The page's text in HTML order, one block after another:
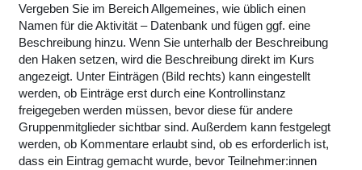
Vergeben Sie im Bereich Allgemeines, wie üblich einen
Namen für die Aktivität – Datenbank und fügen ggf. eine
Beschreibung hinzu. Wenn Sie unterhalb der Beschreibung
den Haken setzen, wird die Beschreibung direkt im Kurs
angezeigt. Unter Einträgen (Bild rechts) kann eingestellt
werden, ob Einträge erst durch eine Kontrollinstanz
freigegeben werden müssen, bevor diese für andere
Gruppenmitglieder sichtbar sind. Außerdem kann festgelegt
werden, ob Kommentare erlaubt sind, ob es erforderlich ist,
dass ein Eintrag gemacht wurde, bevor Teilnehmer:innen